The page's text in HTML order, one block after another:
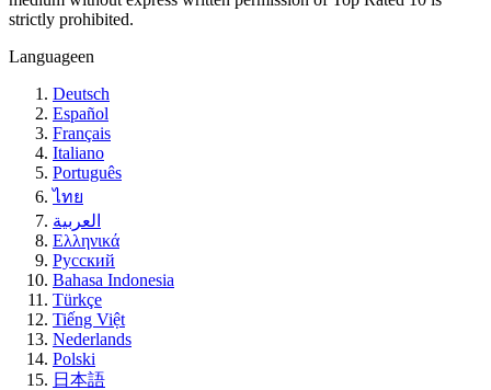
strictly prohibited.
Languageen
Deutsch
Español
Français
Italiano
Português
ไทย
العربية
Ελληνικά
Русский
Bahasa Indonesia
Türkçe
Tiếng Việt
Nederlands
Polski
日本語